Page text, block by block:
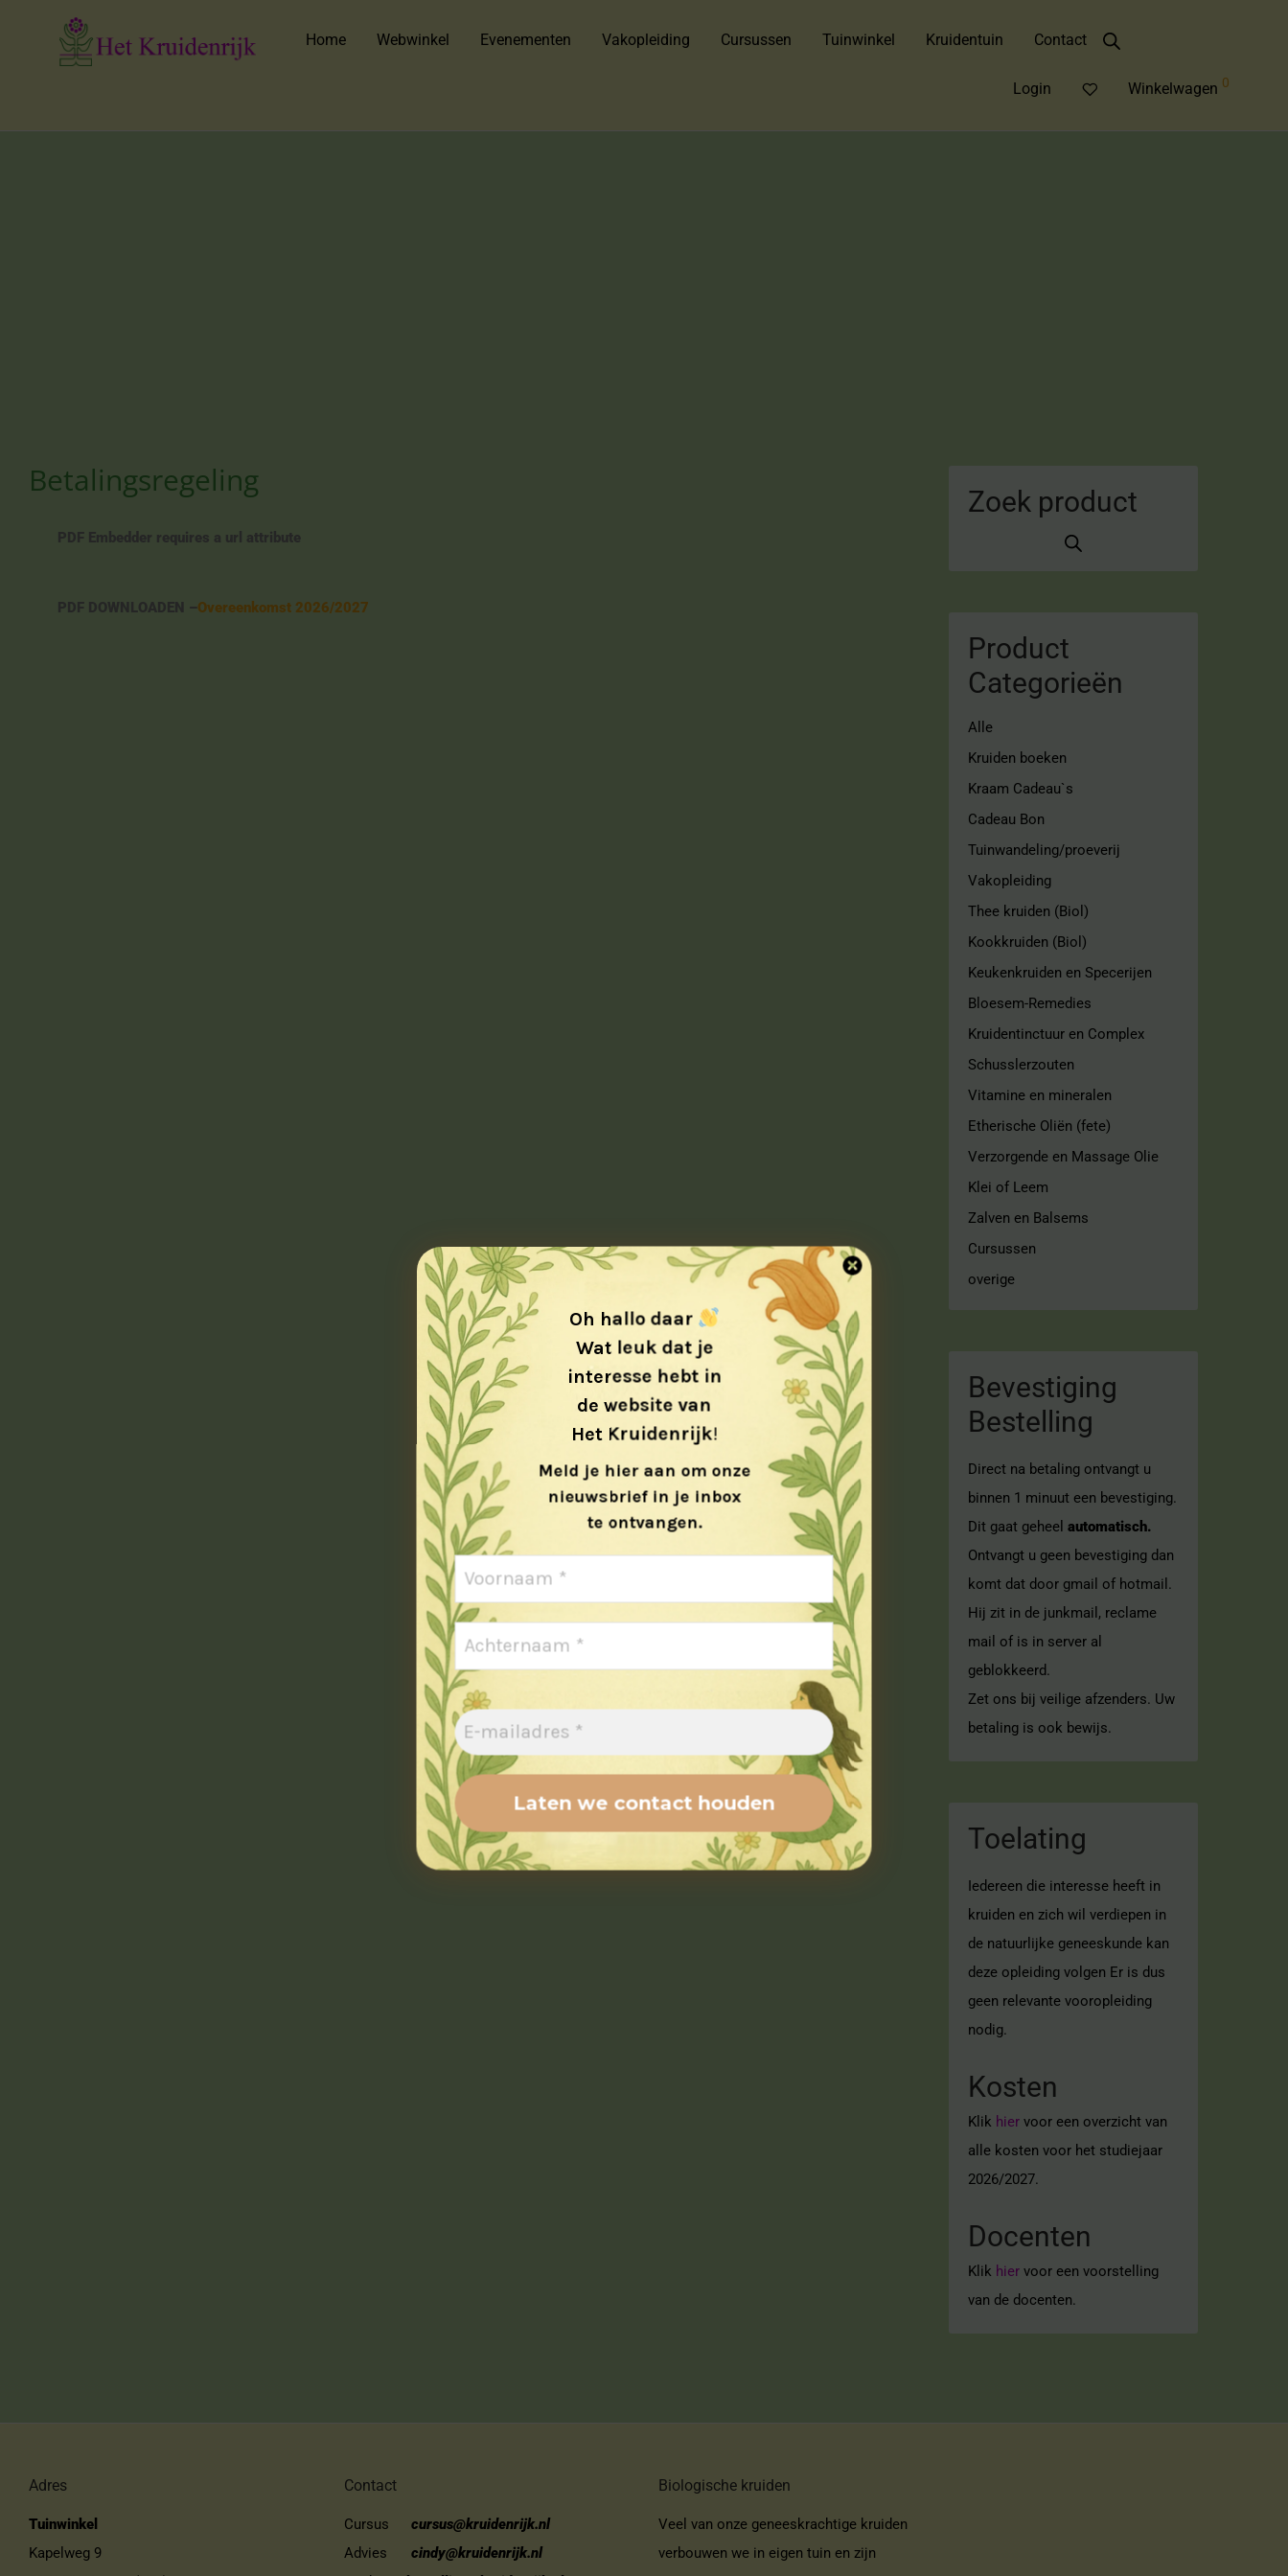
Home Webwinkel Evenementen Vakopleiding Cursussen Tuinwinkel Kruidentuin Contact
Login Winkelwagen 0
Betalingsregeling
PDF Embedder requires a url attribute
PDF DOWNLOADEN –Overeenkomst 2026/2027
Oh hallo daar
Wat leuk dat je
interesse hebt in
de website van
Het Kruidenrijk!
Meld je hier aan om onze
nieuwsbrief in je inbox
te ontvangen.
Zoek product
Product
Categorieën
Alle
Kruiden boeken
Kraam Cadeau`s
Cadeau Bon
Tuinwandeling/proeverij
Vakopleiding
Thee kruiden (Biol)
Kookkruiden (Biol)
Keukenkruiden en Specerijen
Bloesem-Remedies
Kruidentinctuur en Complex
Schusslerzouten
Vitamine en mineralen
Etherische Oliën (fete)
Verzorgende en Massage Olie
Klei of Leem
Zalven en Balsems
Cursussen
overige
Bevestiging
Bestelling
Direct na betaling ontvangt u
binnen 1 minuut een bevestiging.
Dit gaat geheel automatisch.
Ontvangt u geen bevestiging dan
komt dat door gmail of hotmail.
Hij zit in de junkmail, reclame
mail of is in server al
geblokkeerd.
Zet ons bij veilige afzenders. Uw
betaling is ook bewijs.
Toelating
Iedereen die interesse heeft in
kruiden en zich wil verdiepen in
de natuurlijke geneeskunde kan
deze opleiding volgen Er is dus
geen relevante vooropleiding
nodig.
Kosten
Klik hier voor een overzicht van
alle kosten voor het studiejaar
2026/2027.
Docenten
Klik hier voor een voorstelling
van de docenten.
Adres
Tuinwinkel
Kapelweg 9
Contact
Cursus
cursus@kruidenrijk.nl
Advies
cindy@kruidenrijk.nl
Biologische kruiden
Veel van onze geneeskrachtige kruiden
verbouwen we in eigen tuin en zijn